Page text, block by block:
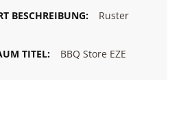
Ruster
BBQ Store EZE